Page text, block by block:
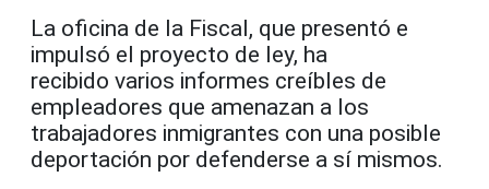
La oficina de la Fiscal, que presentó e
impulsó el proyecto de ley, ha
recibido varios informes creíbles de
empleadores que amenazan a los
trabajadores inmigrantes con una posible
deportación por defenderse a sí mismos.